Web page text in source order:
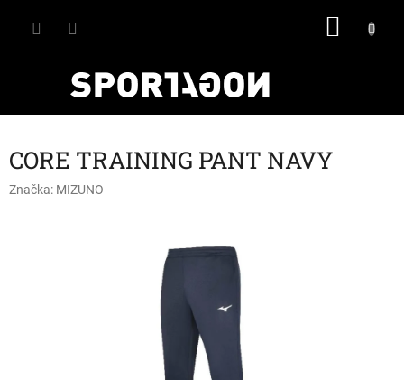
CORE TRAINING PANT NAVY
Značka: MIZUNO